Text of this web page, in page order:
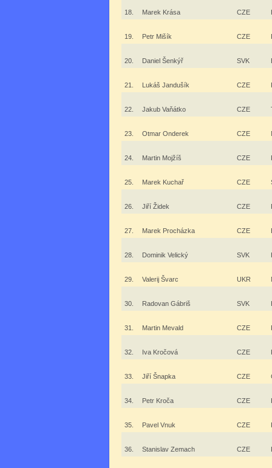
18. Marek Krása CZE
19. Petr Mišík CZE
20. Daniel Šenkýř SVK
21. Lukáš Jandušík CZE
22. Jakub Vaňátko CZE
23. Otmar Onderek CZE
24. Martin Mojžíš CZE
25. Marek Kuchař CZE
26. Jiří Židek CZE
27. Marek Procházka CZE
28. Dominik Velický SVK
29. Valerij Švarc UKR
30. Radovan Gábriš SVK
31. Martin Mevald CZE
32. Iva Kročová CZE
33. Jiří Šnapka CZE
34. Petr Kroča CZE
35. Pavel Vnuk CZE
36. Stanislav Zemach CZE